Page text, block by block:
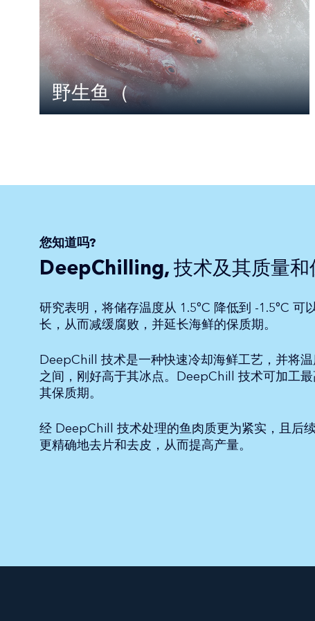
野生鱼（
您知道吗?
DeepChilling, 技术及其质量和
研究表明，将储存温度从 1.5°C 降低到 -1.5°C 可
长，从而减缓腐败，并延长海鲜的保质期。
DeepChill 技术是一种快速冷却海鲜工艺，并将温
之间，刚好高于其冰点。DeepChill 技术可加工
其保质期。
经 DeepChill 技术处理的鱼肉质更为紧实，且后
更精确地去片和去皮，从而提高产量。